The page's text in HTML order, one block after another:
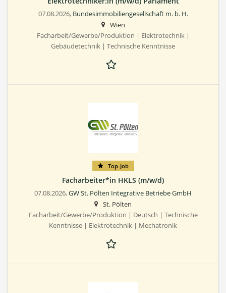
07.08.2026, Bundesimmobiliengesellschaft m. b. H.
Wien
Facharbeit/Gewerbe/Produktion | Elektrotechnik |
Gebäudetechnik | Technische Kenntnisse
Top-Job
Facharbeiter*in HKLS (m/w/d)
07.08.2026,GW St. Pölten Integrative Betriebe GmbH
St. Pölten
Facharbeit/Gewerbe/Produktion | Deutsch | Technische
Kenntnisse | Elektrotechnik | Mechatronik